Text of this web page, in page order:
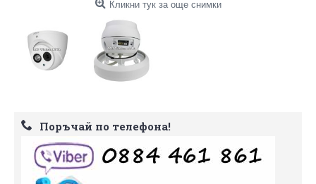
Кликни тук за още снимки
Поръчай по телефона!